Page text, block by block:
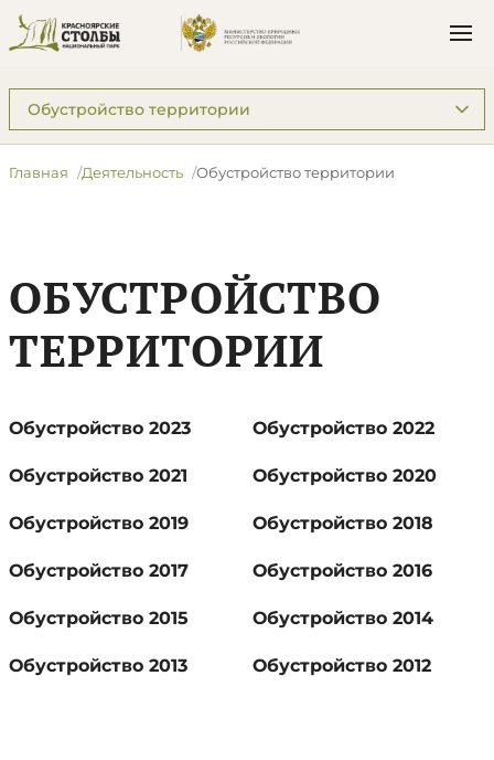
Подразделы: Деятельность
Главная Деятельность Обустройство территории
ОБУСТРОЙСТВО
ТЕРРИТОРИИ
Обустройство 2023 Обустройство 2022
Обустройство 2021 Обустройство 2020
Обустройство 2019 Обустройство 2018
Обустройство 2017 Обустройство 2016
Обустройство 2015 Обустройство 2014
Обустройство 2013 Обустройство 2012